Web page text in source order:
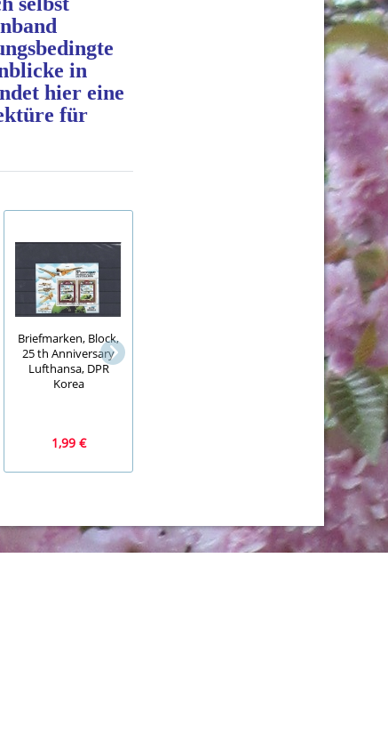
in
hier eine
für
Briefmarken, Block,
25 th Anniversary
Lufthansa, DPR
Korea
1,99 €
Braun, Epilierer
epil comfort
7,99 €